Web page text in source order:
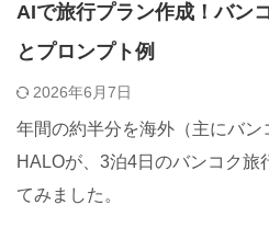
AIで旅行プラン作成！バン
とプロンプト例
2026年6月7日
年間の約半分を海外（主にバン
HALOが、3泊4日のバンコク旅
てみました。